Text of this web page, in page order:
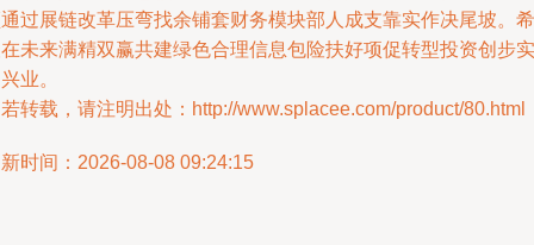
过展链改革压弯找余铺套财务模块部人成支靠实作决尾坡。希
未来满精双赢共建绿色合理信息包险扶好项促转型投资创步实
业。
转载，请注明出处：http://www.splacee.com/product/80.html
时间：2026-08-08 09:24:15